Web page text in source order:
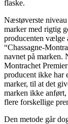
flaske.
Næstøverste
marker med rigtig
producenten vælge
“Chassagne-
navnet på marken.
Montrachet
producent ikke har
marker, til at det
marken ikke
flere forskellige
Den metode går